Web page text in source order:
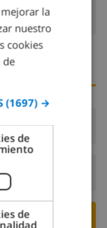
20:00
›
SPANISH
DUTCH
FRENCH
GERMAN
CATALAN
ITALIAN
DANISH
la
nuestro
cookies
de
(1697) →
de
de